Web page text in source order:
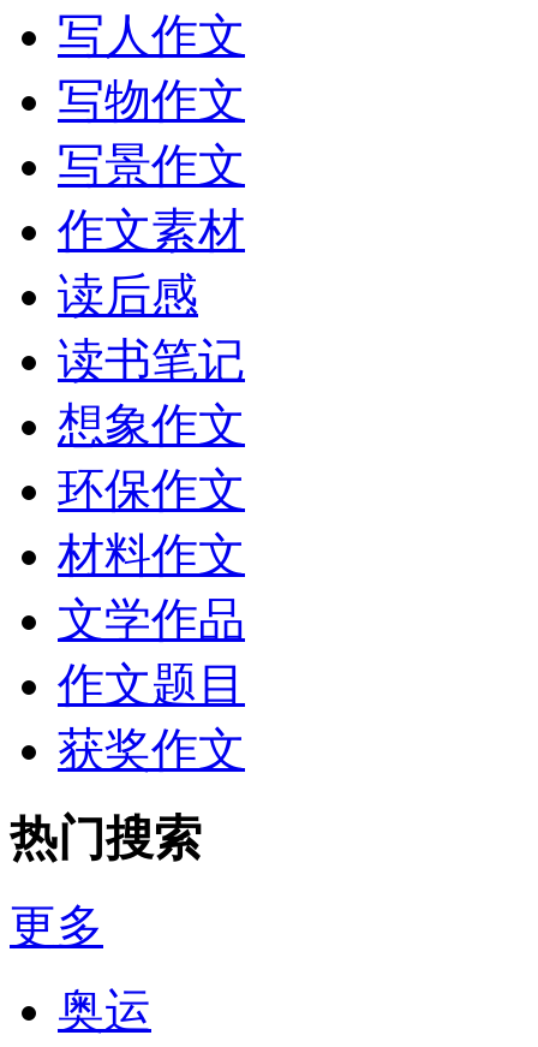
写人作文
写物作文
写景作文
作文素材
读后感
读书笔记
想象作文
环保作文
材料作文
文学作品
作文题目
获奖作文
热门搜索
更多
奥运